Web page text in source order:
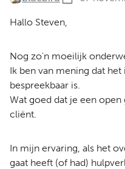
Hallo Steven,
Nog zo'n moeilijk
Ik ben van mening dat
bespreekbaar is.
Wat goed dat je een
cliënt.
In mijn ervaring, als het
gaat heeft (of had)